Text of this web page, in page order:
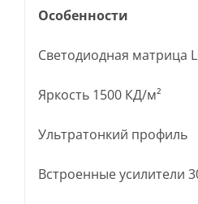
Особенности
Светодиодная матрица
Яркость 1500 КД/м²
Ультратонкий профиль
Встроенные усилители